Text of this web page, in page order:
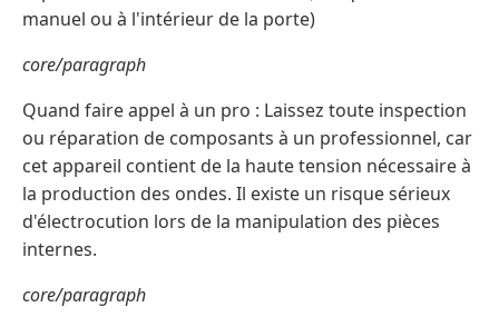
manuel ou à l'intérieur de la porte)
core/paragraph
Quand faire appel à un pro : Laissez toute inspection
ou réparation de composants à un professionnel, car
cet appareil contient de la haute tension nécessaire à
la production des ondes. Il existe un risque sérieux
d'électrocution lors de la manipulation des pièces
internes.
core/paragraph